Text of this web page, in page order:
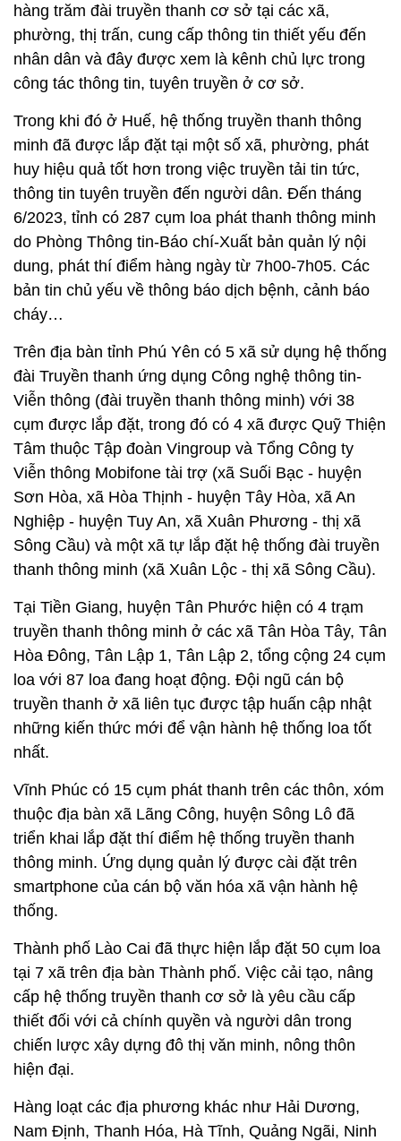
hàng trăm đài truyền thanh cơ sở tại các xã,
phường, thị trấn, cung cấp thông tin thiết yếu đến
nhân dân và đây được xem là kênh chủ lực trong
công tác thông tin, tuyên truyền ở cơ sở.
Trong khi đó ở Huế, hệ thống truyền thanh thông
minh đã được lắp đặt tại một số xã, phường, phát
huy hiệu quả tốt hơn trong việc truyền tải tin tức,
thông tin tuyên truyền đến người dân. Đến tháng
6/2023, tỉnh có 287 cụm loa phát thanh thông minh
do Phòng Thông tin-Báo chí-Xuất bản quản lý nội
dung, phát thí điểm hàng ngày từ 7h00-7h05. Các
bản tin chủ yếu về thông báo dịch bệnh, cảnh báo
cháy…
Trên địa bàn tỉnh Phú Yên có 5 xã sử dụng hệ thống
đài Truyền thanh ứng dụng Công nghệ thông tin-
Viễn thông (đài truyền thanh thông minh) với 38
cụm được lắp đặt, trong đó có 4 xã được Quỹ Thiện
Tâm thuộc Tập đoàn Vingroup và Tổng Công ty
Viễn thông Mobifone tài trợ (xã Suối Bạc - huyện
Sơn Hòa, xã Hòa Thịnh - huyện Tây Hòa, xã An
Nghiệp - huyện Tuy An, xã Xuân Phương - thị xã
Sông Cầu) và một xã tự lắp đặt hệ thống đài truyền
thanh thông minh (xã Xuân Lộc - thị xã Sông Cầu).
Tại Tiền Giang, huyện Tân Phước hiện có 4 trạm
truyền thanh thông minh ở các xã Tân Hòa Tây, Tân
Hòa Đông, Tân Lập 1, Tân Lập 2, tổng cộng 24 cụm
loa với 87 loa đang hoạt động. Đội ngũ cán bộ
truyền thanh ở xã liên tục được tập huấn cập nhật
những kiến thức mới để vận hành hệ thống loa tốt
nhất.
Vĩnh Phúc có 15 cụm phát thanh trên các thôn, xóm
thuộc địa bàn xã Lãng Công, huyện Sông Lô đã
triển khai lắp đặt thí điểm hệ thống truyền thanh
thông minh. Ứng dụng quản lý được cài đặt trên
smartphone của cán bộ văn hóa xã vận hành hệ
thống.
Thành phố Lào Cai đã thực hiện lắp đặt 50 cụm loa
tại 7 xã trên địa bàn Thành phố. Việc cải tạo, nâng
cấp hệ thống truyền thanh cơ sở là yêu cầu cấp
thiết đối với cả chính quyền và người dân trong
chiến lược xây dựng đô thị văn minh, nông thôn
hiện đại.
Hàng loạt các địa phương khác như Hải Dương,
Nam Định, Thanh Hóa, Hà Tĩnh, Quảng Ngãi, Ninh